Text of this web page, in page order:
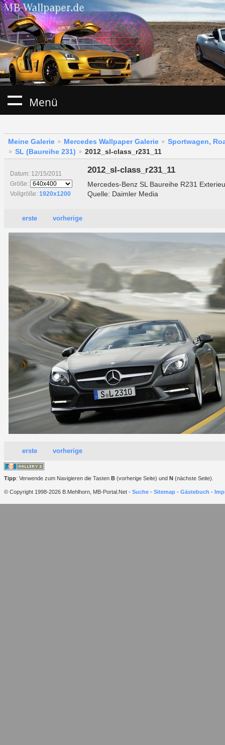
Menü
Meine Galerie Mercedes Wallpaper Galerie
Sportwagen,
SL (Baureihe 231)
2012_sl-class_r231_11
Datum: 12/15/2011
Größe:
Vollgröße: 1920x1200
2012_sl-class_r231_11
Mercedes-Benz SL Baureihe R231
Quelle: Daimler Media
erste vorherige
erste vorherige
Tipp: Verwende zum Navigieren die Tasten B (vorherige Seite) und N (nächste Seite).
© Copyright 1998-2026 B.Mehlhorn, MB-Portal.Net - Suche - Sitemap - Gästebuch -